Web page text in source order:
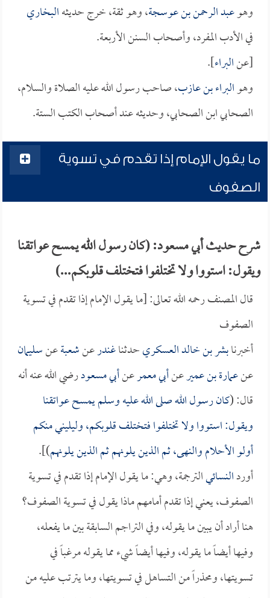
وهوعبد الرحمن بن عوسجة، وهو ثقة، خرج حديثهالبخاري
في الأدب المفرد، وأصحاب السنن الأربعة.
[عنالبراء].
وهوالبراء بن عازب، صاحب رسول الله عليه الصلاة والسلام،
الصحابي ابن الصحابي، وحديثه عند أصحاب الكتب الستة.
ما يقول الإمام إذا تقدم في تسوية
الصفوف
شرح حديث أبي مسعود: (كان رسول الله يمسح عواتقنا
ويقول: استووا ولا تختلفوا فتختلف قلوبكم...)
قال المصنف رحمه الله تعالى: [ما يقول الإمام إذا تقدم في تسوية
الصفوف
أخبرنابشر بن خالد العسكريحدثناغندرعنشعبةعنسليمان
عنعمارة بن عميرعنأبي معمرعنأبي مسعودرضي الله عنه أنه
قال: (كان رسول الله صلى الله عليه وسلم يمسح عواتقنا
ويقول: استووا ولا تختلفوا فتختلف قلوبكم، وليليني منكم
أولو الأحلام والنهى، ثم الذين يلونهم ثم الذين يلونهم)].
أوردالنسائيالترجمة، وهي: ما يقول الإمام إذا تقدم في تسوية
الصفوف، يعني إذا تقدم أمامهم ماذا يقول في تسوية الصفوف؟
هنا أراد أن يبين ما يقوله، وفي التراجم السابقة بين ما يفعله،
وفيها أيضاً ما يقوله، وفيها أيضاً شيء مما يقوله مرغباً في
تسويتها، ومحذراً من التساهل في تسويتها، وما يترتب عليه من